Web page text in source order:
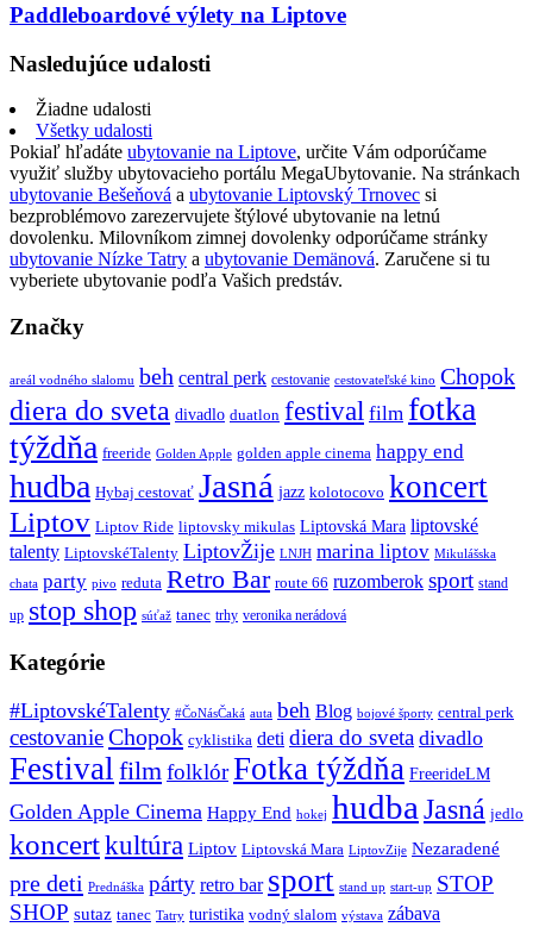
Paddleboardové výlety na Liptove
Nasledujúce udalosti
Žiadne udalosti
Všetky udalosti
Pokiaľ hľadáte ubytovanie na Liptove, určite Vám odporúčame
využiť služby ubytovacieho portálu MegaUbytovanie. Na stránkach
ubytovanie Bešeňová a ubytovanie Liptovský Trnovec si
bezproblémovo zarezervujete štýlové ubytovanie na letnú
dovolenku. Milovníkom zimnej dovolenky odporúčame stránky
ubytovanie Nízke Tatry a ubytovanie Demänová. Zaručene si tu
vyberiete ubytovanie podľa Vašich predstáv.
Značky
areál vodného slalomu beh central perk cestovanie cestovateľské kino Chopok
diera do sveta divadlo duatlon festival film fotka
týždňa freeride Golden Apple golden apple cinema happy end
hudba Hybaj cestovať Jasná jazz kolotocovo koncert
Liptov Liptov Ride liptovsky mikulas Liptovská Mara liptovské
talenty LiptovskéTalenty LiptovŽije LNJH marina liptov Mikulášska
chata party pivo reduta Retro Bar route 66 ruzomberok sport stand
up stop shop súťaž tanec trhy veronika nerádová
Kategórie
#LiptovskéTalenty #ČoNásČaká auta beh Blog bojové športy central perk
cestovanieChopok cyklistika deti diera do sveta divadlo
Festival filmfolklórFotka týždňa FreerideLM
Golden Apple Cinema Happy End hokej hudba Jasná jedlo
koncertkultúra Liptov Liptovská Mara LiptovZije Nezaradené
pre deti Prednáška párty retro bar sport stand up start-up STOP
SHOP sutaz tanec Tatry turistika vodný slalom výstava zábava